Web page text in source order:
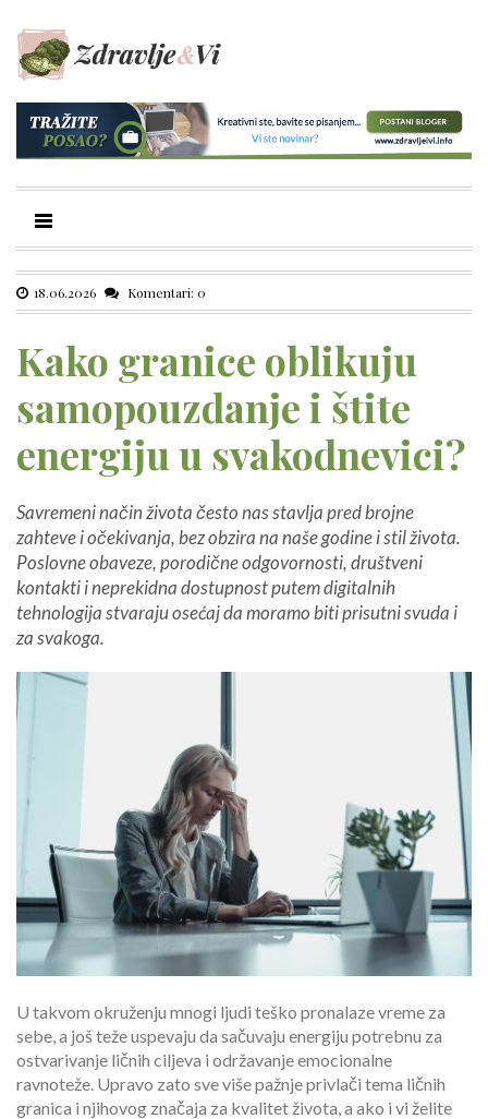
18.06.2026 Komentari: 0
Kako granice oblikuju
samopouzdanje i štite
energiju u svakodnevici?
Savremeni način života često nas stavlja pred brojne
zahteve i očekivanja, bez obzira na naše godine i stil života.
Poslovne obaveze, porodične odgovornosti, društveni
kontakti i neprekidna dostupnost putem digitalnih
tehnologija stvaraju osećaj da moramo biti prisutni svuda i
za svakoga.
U takvom okruženju mnogi ljudi teško pronalaze vreme za
sebe, a još teže uspevaju da sačuvaju energiju potrebnu za
ostvarivanje ličnih ciljeva i održavanje emocionalne
ravnoteže. Upravo zato sve više pažnje privlači tema ličnih
granica i njihovog značaja za kvalitet života, a ako i vi želite